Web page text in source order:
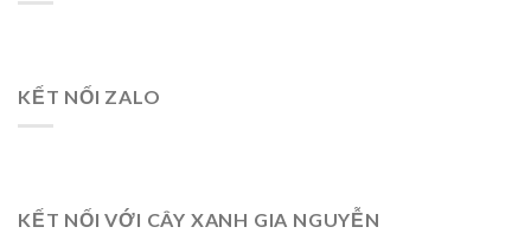
KẾT NỐI ZALO
KẾT NỐI VỚI CÂY XANH GIA NGUYỄN